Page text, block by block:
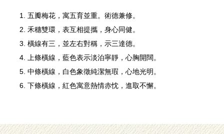
五瓣梅花，寓五育並重。術德兼修。
禾穗雙環，表互相提攜，身心同健。
橫線有三，並左右對稱，示三達德。
上條橫線，藍色表示淡泊寧靜，心胸開闊。
中條橫線，白色象徵純潔無瑕，心地光明。
下條橫線，紅色寓意熱情赤忱，進取不懈。